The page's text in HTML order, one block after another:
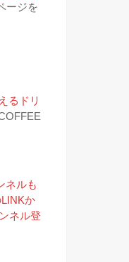
ージを
るドリ
ネルも
か
ネル登